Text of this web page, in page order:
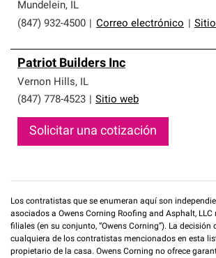
Mundelein, IL
(847) 932-4500
Correo electrónico
Patriot Builders Inc
Vernon Hills, IL
(847) 778-4523
Sitio web
Solicitar una cotización
Los contratistas que se enumeran aquí son
asociados a Owens Corning Roofing and Asphalt,
filiales (en su conjunto, “Owens Corning”). La decisión
cualquiera de los contratistas mencionados en esta
propietario de la casa. Owens Corning no ofrece